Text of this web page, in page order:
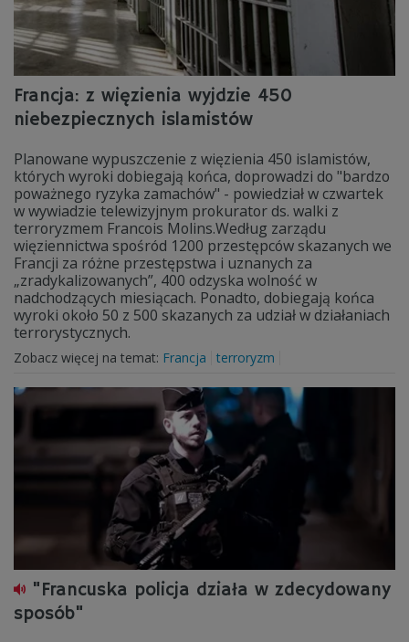
Francja: z więzienia wyjdzie 450
niebezpiecznych islamistów
Planowane wypuszczenie z więzienia 450 islamistów,
których wyroki dobiegają końca, doprowadzi do "bardzo
poważnego ryzyka zamachów" - powiedział w czwartek
w wywiadzie telewizyjnym prokurator ds. walki z
terroryzmem Francois Molins.Według zarządu
więziennictwa spośród 1200 przestępców skazanych we
Francji za różne przestępstwa i uznanych za
„zradykalizowanych”, 400 odzyska wolność w
nadchodzących miesiącach. Ponadto, dobiegają końca
wyroki około 50 z 500 skazanych za udział w działaniach
terrorystycznych.
Zobacz więcej na temat: Francja terroryzm
"Francuska policja działa w zdecydowany
sposób"